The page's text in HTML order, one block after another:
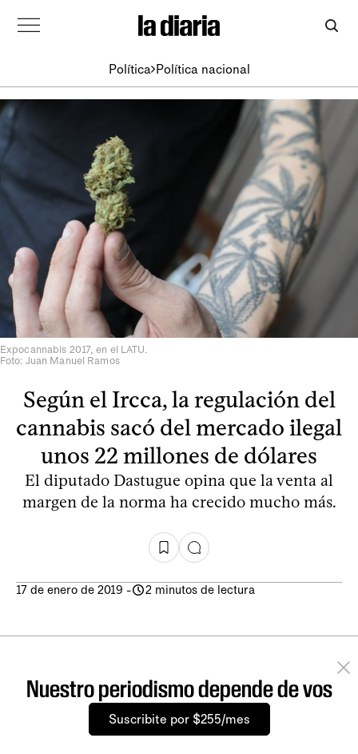
Política Política nacional
Expocannabis 2017, en el LATU.
Foto: Juan Manuel Ramos
Según el Ircca, la regulación del
cannabis sacó del mercado ilegal
unos 22 millones de dólares
El diputado Dastugue opina que la venta al
margen de la norma ha crecido mucho más.
17 de enero de 2019 - 2 minutos de lectura
Nuestro periodismo depende de vos
Suscribite por $255/mes